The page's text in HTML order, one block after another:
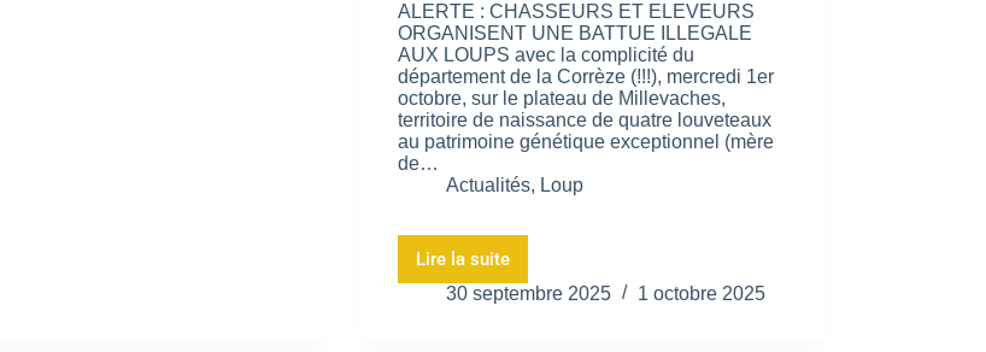
ALERTE : CHASSEURS ET ELEVEURS
ORGANISENT UNE BATTUE ILLEGALE
AUX LOUPS avec la complicité du
département de la Corrèze (!!!), mercredi 1er
octobre, sur le plateau de Millevaches,
territoire de naissance de quatre louveteaux
au patrimoine génétique exceptionnel (mère
de…
Actualités, Loup
Lire la suite
30 septembre 2025 1 octobre 2025